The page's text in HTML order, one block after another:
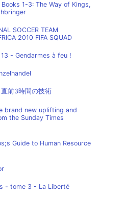
1-3: The Way of Kings,
SOCCER TEAM
2010 FIFA SQUAD
- Gendarmes à feu !
前3時間の技術
brand new uplifting and
the Sunday Times
Guide to Human Resource
- tome 3 - La Liberté